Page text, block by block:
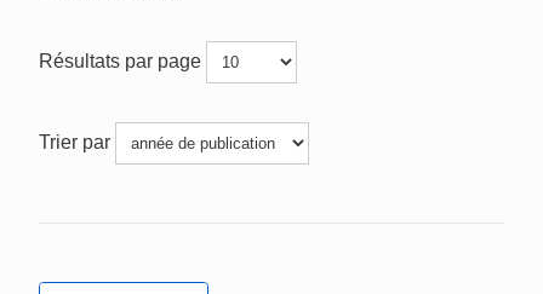
Résultats par page
Trier par